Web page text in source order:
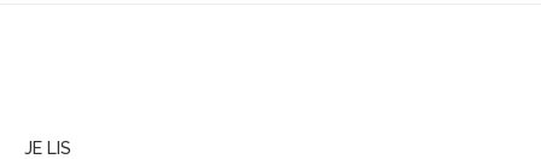
JE LIS